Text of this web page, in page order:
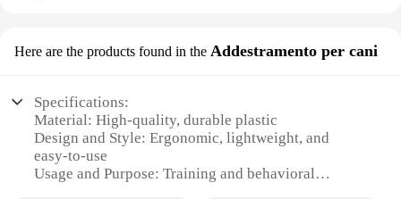
Here are the products found in the Addestramento per cani
Specifications:
Material: High-quality, durable plastic
Design and Style: Ergonomic, lightweight, and
easy-to-use
Usage and Purpose: Training and behavioral